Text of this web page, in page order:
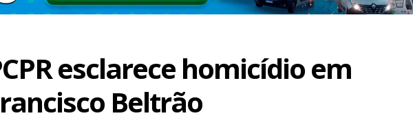
esclarece homicídio em
Beltrão